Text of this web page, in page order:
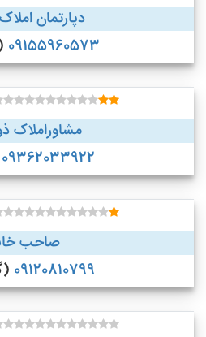
دپارتمان
09155960573
مشاوراملاک
09362033922
صاحب
09120810799